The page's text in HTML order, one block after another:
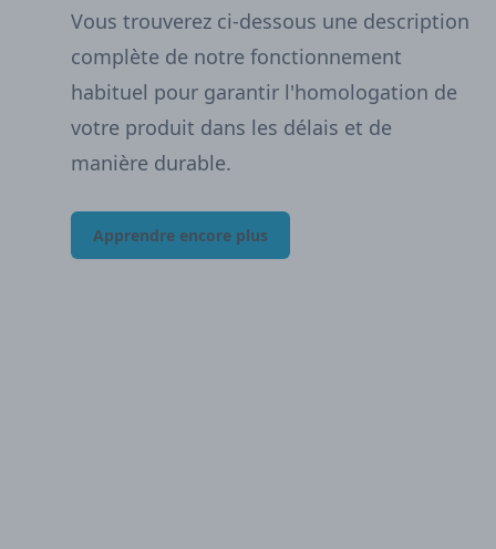
Vous trouverez ci-dessous une description
complète de notre fonctionnement
habituel pour garantir l'homologation de
votre produit dans les délais et de
manière durable.
Apprendre encore plus